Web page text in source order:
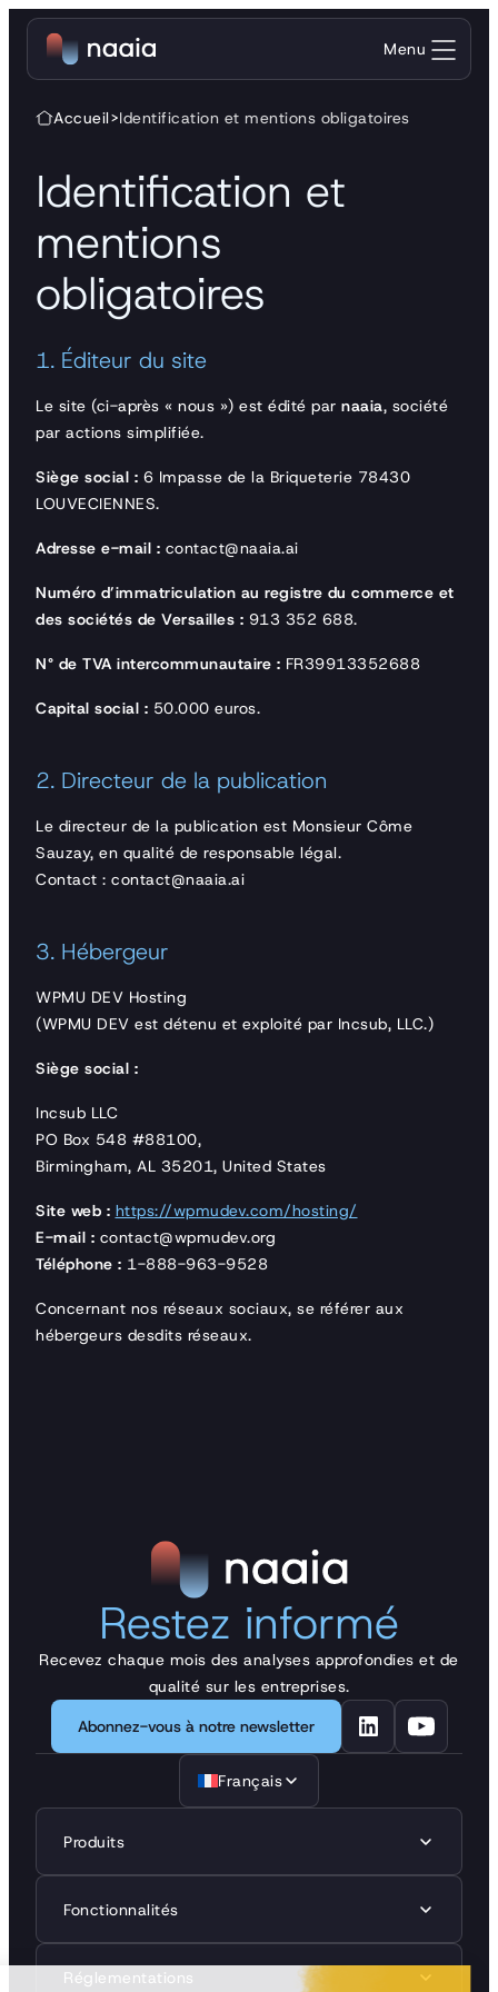
Aller au contenu
Menu
Accueil>Identification et mentions obligatoires
Identification et
mentions
obligatoires
1. Éditeur du site
Le site (ci-après « nous ») est édité par naaia, société
par actions simplifiée.
Siège social : 6 Impasse de la Briqueterie 78430
LOUVECIENNES.
Adresse e-mail : contact@naaia.ai
Numéro d’immatriculation au registre du commerce et
des sociétés de Versailles : 913 352 688.
N° de TVA intercommunautaire : FR39913352688
Capital social : 50.000 euros.
2. Directeur de la publication
Le directeur de la publication est Monsieur Côme
Sauzay, en qualité de responsable légal.
Contact : contact@naaia.ai
3. Hébergeur
WPMU DEV Hosting
(WPMU DEV est détenu et exploité par Incsub, LLC.)
Siège social :
Incsub LLC
PO Box 548 #88100,
Birmingham, AL 35201, United States
Site web : https://wpmudev.com/hosting/
E-mail : contact@wpmudev.org
Téléphone : 1-888-963-9528
Concernant nos réseaux sociaux, se référer aux
hébergeurs desdits réseaux.
Restez informé
Recevez chaque mois des analyses approfondies et de
qualité sur les entreprises.
Abonnez-vous à notre newsletter
Français
Produits
Fonctionnalités
Réglementations